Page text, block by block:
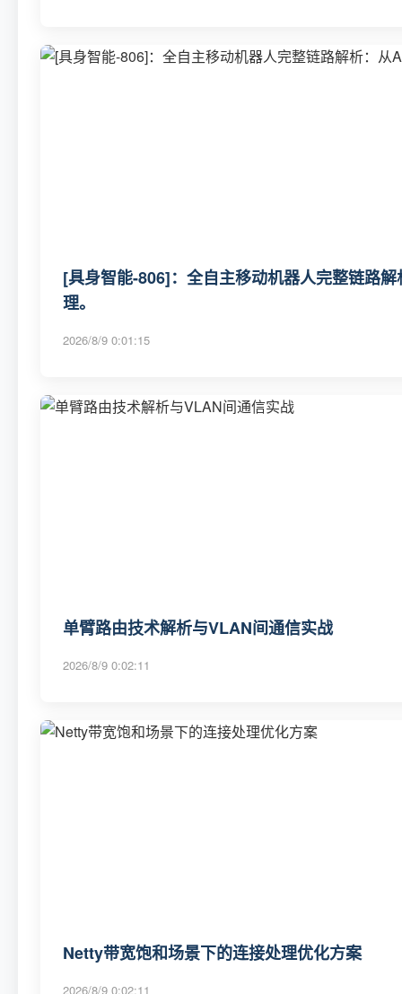
[具身智能-806]：全自主移动机器人完整链路
理。
2026/8/9 0:01:15
单臂路由技术解析与VLAN间通信实战
2026/8/9 0:02:11
Netty带宽饱和场景下的连接处理优化方案
2026/8/9 0:02:11